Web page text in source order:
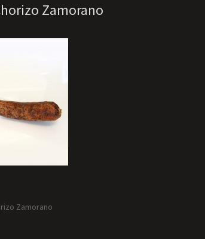
Zamorano
Zamorano